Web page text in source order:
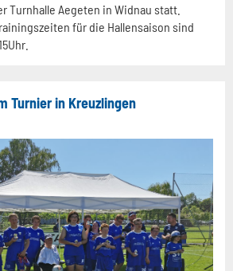
Turnhalle Aegeten in Widnau statt.
für die Hallensaison sind
Turnier in Kreuzlingen